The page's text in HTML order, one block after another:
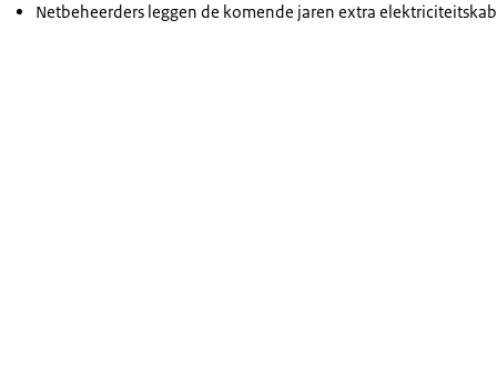
nettarieven € 449
Netbeheerders leggen de komende jaren extra